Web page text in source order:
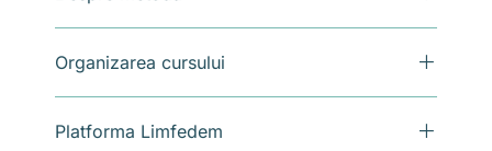
Organizarea cursului
Platforma Limfedem